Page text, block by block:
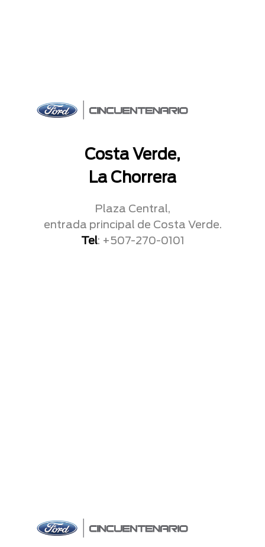
Costa Verde,
La Chorrera
Plaza Central,
entrada principal de Costa Verde.
Tel: +507-270-0101